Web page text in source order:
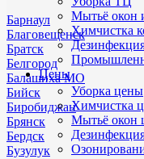
Барнаул
Благовещенск
Братск
Белгород
Балашиха МО
Бийск
Биробиджан
Брянск
Бердск
Бузулук
Мытьё окон
Химчистка
Цены
Уборка цены
Химчистка
Мытьё окон